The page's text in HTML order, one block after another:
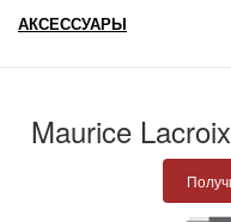
АКСЕССУАРЫ
Maurice